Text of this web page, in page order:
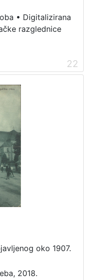
• Digitalizirana
razglednice
22
oko 1907.
2018.